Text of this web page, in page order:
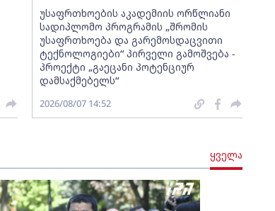
უსაფრთხოების აკადემიის ორწლიანი
სადიპლომო პროგრამის „შრომის
უსაფრთხოება და გარემოსდაცვითი
ტექნოლოგიები“ პირველი გამოშვება -
პროექტი „გაეცანი პოტენციურ
დამსაქმებელს“
2026/08/07 14:52
ყველა